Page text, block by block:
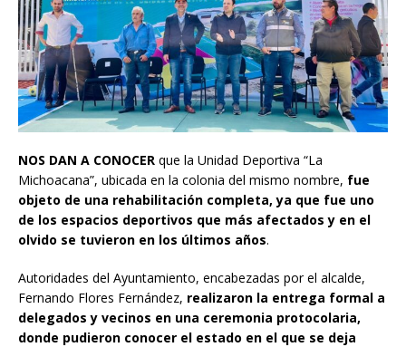
NOS DAN A CONOCER que la Unidad Deportiva “La
Michoacana”, ubicada en la colonia del mismo nombre, fue
objeto de una rehabilitación completa, ya que fue uno
de los espacios deportivos que más afectados y en el
olvido se tuvieron en los últimos años.
Autoridades del Ayuntamiento, encabezadas por el alcalde,
Fernando Flores Fernández, realizaron la entrega formal a
delegados y vecinos en una ceremonia protocolaria,
donde pudieron conocer el estado en el que se deja